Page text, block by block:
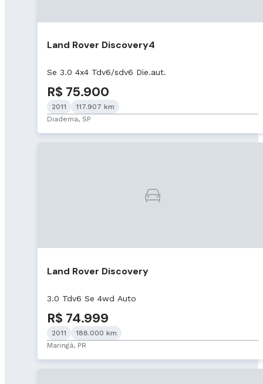
Land Rover Discovery4
Se 3.0 4x4 Tdv6/sdv6 Die.aut.
R$ 75.900
2011
117.907 km
Diadema, SP
Land Rover Discovery
3.0 Tdv6 Se 4wd Auto
R$ 74.999
2011
188.000 km
Maringá, PR